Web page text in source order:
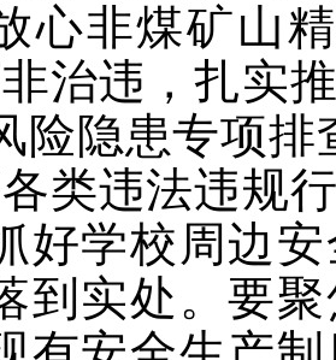
心非煤矿山
治违，扎实
险隐患专项
类违法违规
好学校周边
到实处。要